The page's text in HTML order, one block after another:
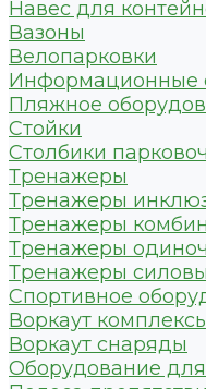
Навес для
Вазоны
Велопарковки
Информационные
Пляжное
Стойки
Столбики
Тренажеры
Тренажеры
Тренажеры
Тренажеры
Тренажеры
Спортивное
Воркаут
Воркаут снаряды
Оборудование